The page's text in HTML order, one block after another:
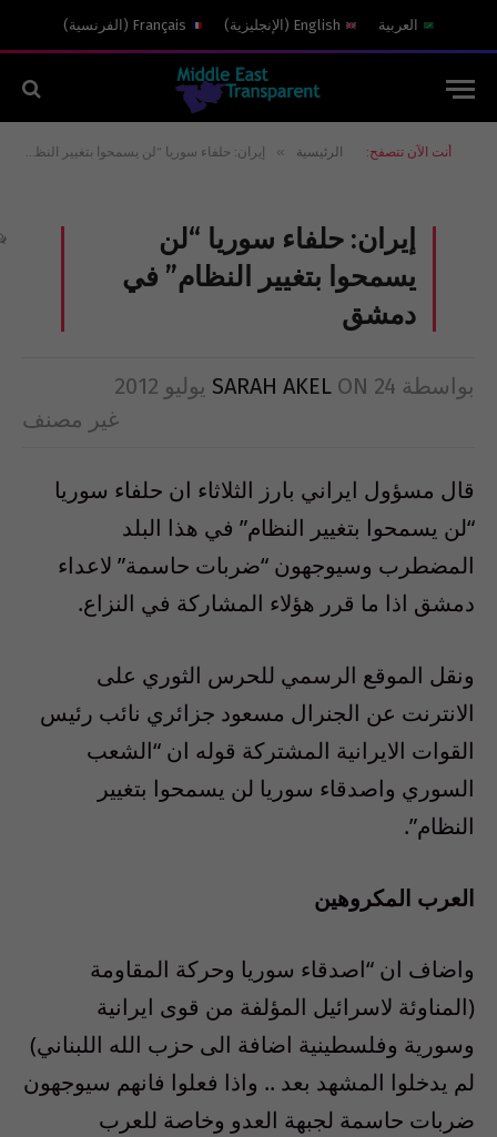
العربية English
( الإنجليزية)
Français
( الفرنسية)
أنت الآن تتصفح: الرئيسية » إيران: حلفاء سوريا “لن يسمحوا بتغيير النظام” في دمشق
إيران: حلفاء سوريا “لن
يسمحوا بتغيير النظام” في
دمشق
بواسطة SARAH AKEL ON 24 يوليو 2012
غير مصنف
قال مسؤول ايراني بارز الثلاثاء ان حلفاء سوريا
“لن يسمحوا بتغيير النظام” في هذا البلد
المضطرب وسيوجهون “ضربات حاسمة” لاعداء
دمشق اذا ما قرر هؤلاء المشاركة في النزاع.
ونقل الموقع الرسمي للحرس الثوري على
الانترنت عن الجنرال مسعود جزائري نائب رئيس
القوات الايرانية المشتركة قوله ان “الشعب
السوري واصدقاء سوريا لن يسمحوا بتغيير
النظام”.
العرب المكروهين
واضاف ان “اصدقاء سوريا وحركة المقاومة
(المناوئة لاسرائيل المؤلفة من قوى ايرانية
وسورية وفلسطينية اضافة الى حزب الله اللبناني)
لم يدخلوا المشهد بعد .. واذا فعلوا فانهم سيوجهون
ضربات حاسمة لجبهة العدو وخاصة للعرب